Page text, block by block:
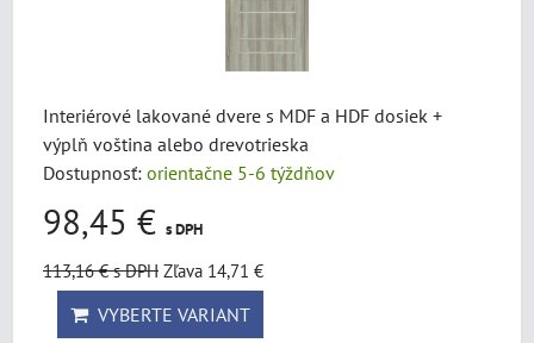
Interiérové lakované dvere s MDF a HDF dosiek +
výplň voština alebo drevotrieska
Dostupnosť: orientačne 5-6 týždňov
98,45 € s DPH
113,16 €s DPH Zľava 14,71 €
VYBERTE VARIANT